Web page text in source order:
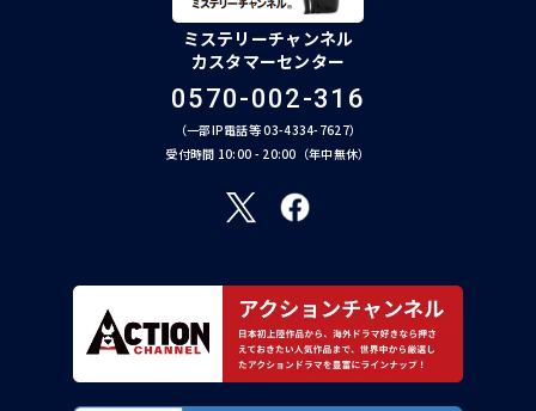
ミステリーチャンネル
カスタマーセンター
0570-002-316
（一部IP電話等 03-4334-7627）
受付時間 10:00 - 20:00（年中無休）